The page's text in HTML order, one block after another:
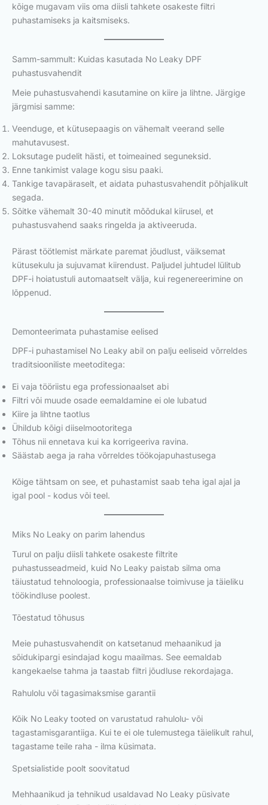
kõige mugavam viis oma diisli tahkete osakeste filtri
puhastamiseks ja kaitsmiseks.
Samm-sammult: Kuidas kasutada No Leaky DPF
puhastusvahendit
Meie puhastusvahendi kasutamine on kiire ja lihtne. Järgige
järgmisi samme:
Veenduge, et kütusepaagis on vähemalt veerand selle
mahutavusest.
Loksutage pudelit hästi, et toimeained seguneksid.
Enne tankimist valage kogu sisu paaki.
Tankige tavapäraselt, et aidata puhastusvahendit põhjalikult
segada.
Sõitke vähemalt 30-40 minutit mõõdukal kiirusel, et
puhastusvahend saaks ringelda ja aktiveeruda.
Pärast töötlemist märkate paremat jõudlust, väiksemat
kütusekulu ja sujuvamat kiirendust. Paljudel juhtudel lülitub
DPF-i hoiatustuli automaatselt välja, kui regenereerimine on
lõppenud.
Demonteerimata puhastamise eelised
DPF-i puhastamisel No Leaky abil on palju eeliseid võrreldes
traditsiooniliste meetoditega:
Ei vaja tööriistu ega professionaalset abi
Filtri või muude osade eemaldamine ei ole lubatud
Kiire ja lihtne taotlus
Ühildub kõigi diiselmootoritega
Tõhus nii ennetava kui ka korrigeeriva ravina.
Säästab aega ja raha võrreldes töökojapuhastusega
Kõige tähtsam on see, et puhastamist saab teha igal ajal ja
igal pool - kodus või teel.
Miks No Leaky on parim lahendus
Turul on palju diisli tahkete osakeste filtrite
puhastusseadmeid, kuid No Leaky paistab silma oma
täiustatud tehnoloogia, professionaalse toimivuse ja täieliku
töökindluse poolest.
Tõestatud tõhusus
Meie puhastusvahendit on katsetanud mehaanikud ja
sõidukipargi esindajad kogu maailmas. See eemaldab
kangekaelse tahma ja taastab filtri jõudluse rekordajaga.
Rahulolu või tagasimaksmise garantii
Kõik No Leaky tooted on varustatud rahulolu- või
tagastamisgarantiiga. Kui te ei ole tulemustega täielikult rahul,
tagastame teile raha - ilma küsimata.
Spetsialistide poolt soovitatud
Mehhaanikud ja tehnikud usaldavad No Leaky püsivate